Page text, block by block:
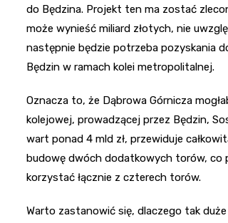
do Będzina. Projekt ten ma zostać
może wynieść miliard złotych, nie
następnie będzie potrzeba pozyskania
Będzin w ramach kolei metropolitalnej.
Oznacza to, że Dąbrowa Górnicza
kolejowej, prowadzącej przez Będzin,
wart ponad 4 mld zł, przewiduje
budowę dwóch dodatkowych torów, co
korzystać łącznie z czterech torów.
Warto zastanowić się, dlaczego tak